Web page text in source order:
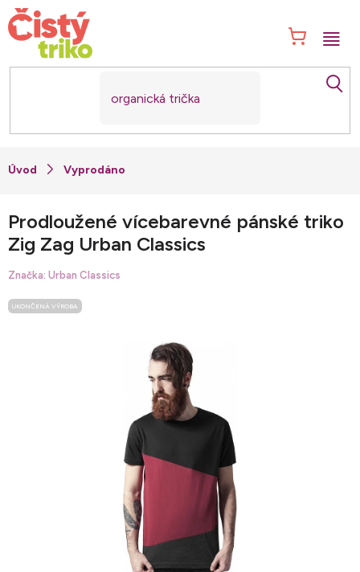
Přejít
na
obsah
Vyprodáno
Prodloužené vícebarevné pánské triko
Zig Zag Urban Classics
Značka: Urban Classics
UKONČENÁ VÝROBA